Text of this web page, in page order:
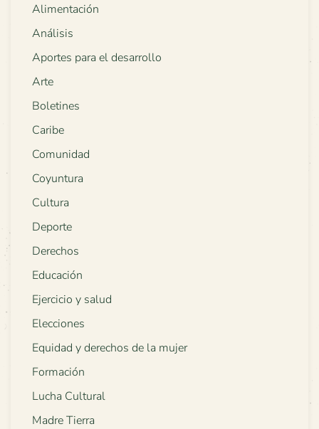
Alimentación
Análisis
Aportes para el desarrollo
Arte
Boletines
Caribe
Comunidad
Coyuntura
Cultura
Deporte
Derechos
Educación
Ejercicio y salud
Elecciones
Equidad y derechos de la mujer
Formación
Lucha Cultural
Madre Tierra